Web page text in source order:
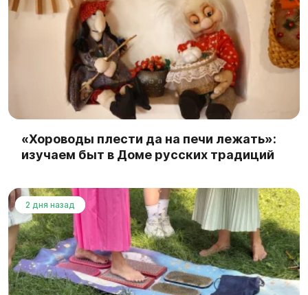
«Хороводы плести да на печи лежать»:
изучаем быт в Доме русских традиций
2 дня назад